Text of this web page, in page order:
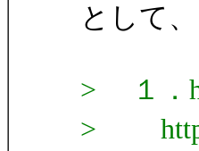
として、
> １．
> http://